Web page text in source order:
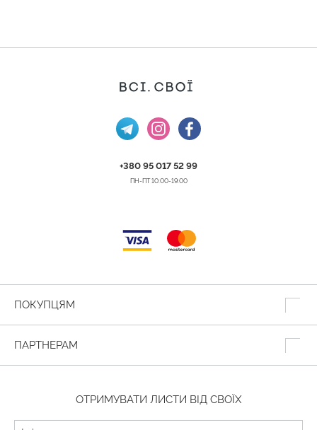
+380 95 017 52 99
ПН-ПТ 10:00-19:00
ПОКУПЦЯМ
ПАРТНЕРАМ
ОТРИМУВАТИ ЛИСТИ ВІД СВОЇХ